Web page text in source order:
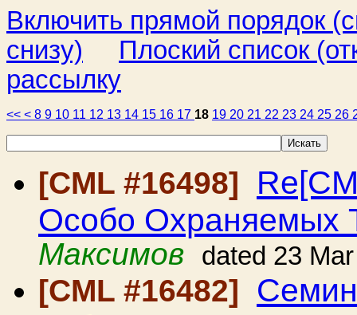
Включить прямой порядок
снизу)
Плоский список
рассылку
<< < 8 9 10 11 12 13 14 15 16 17 18 19 20 21 22 23 24 25 26
[CML #16498]
Особо Охраняемых
Максимов
dated 23
[CML #16482]